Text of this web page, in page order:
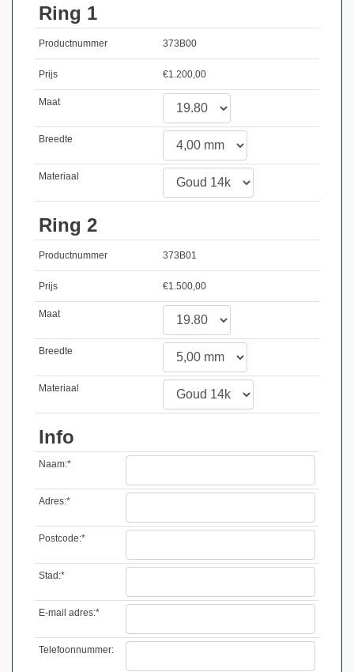
Ring 1
Productnummer 373B00
Prijs €1.200,00
Maat
Breedte
Materiaal
Ring 2
Productnummer 373B01
Prijs €1.500,00
Maat
Breedte
Materiaal
Info
Naam:*
Adres:*
Postcode:*
Stad:*
E-mail adres:*
Telefoonnummer: